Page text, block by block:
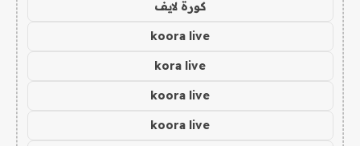
كورة لايف
koora live
kora live
koora live
koora live